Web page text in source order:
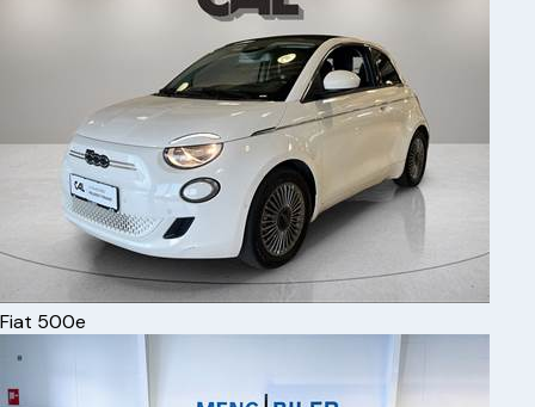
Fiat 500e